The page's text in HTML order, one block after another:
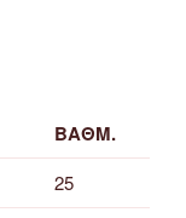
ΒΑΘΜ.
25